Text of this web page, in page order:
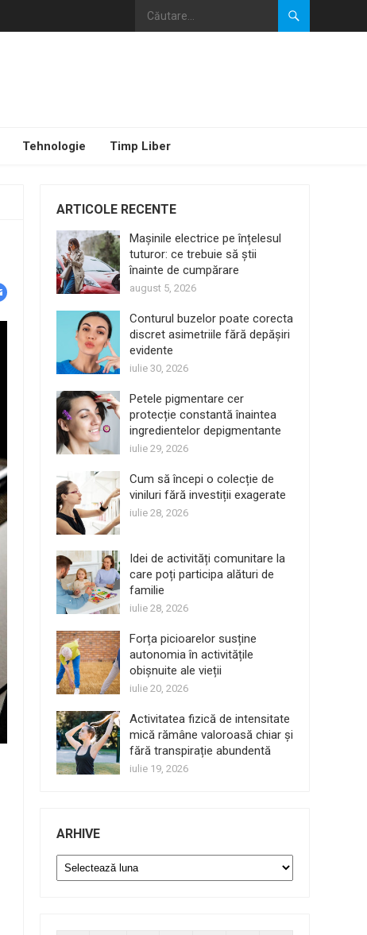
Tehnologie Timp Liber
ARTICOLE RECENTE
Mașinile electrice pe înțelesul
tuturor: ce trebuie să știi
înainte de cumpărare
august 5, 2026
Conturul buzelor poate corecta
discret asimetriile fără depășiri
evidente
iulie 30, 2026
Petele pigmentare cer
protecție constantă înaintea
ingredientelor depigmentante
iulie 29, 2026
Cum să începi o colecție de
viniluri fără investiții exagerate
iulie 28, 2026
Idei de activități comunitare la
care poți participa alături de
familie
iulie 28, 2026
Forța picioarelor susține
autonomia în activitățile
obișnuite ale vieții
iulie 20, 2026
Activitatea fizică de intensitate
mică rămâne valoroasă chiar și
fără transpirație abundentă
iulie 19, 2026
ARHIVE
Arhive